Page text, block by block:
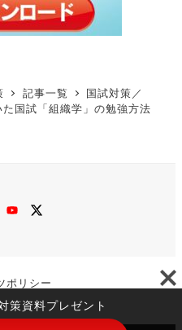
記事一覧
国試対策／
国試「組織学」の勉強方法
YouTube
ポリシー
策資料プレゼント